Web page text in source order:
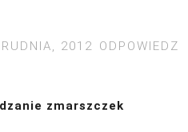
ODPOWIEDZ
2012
zmarszczek